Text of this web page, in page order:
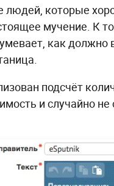
людей, которые
мучение. К
как должно
подсчёт
и случайно